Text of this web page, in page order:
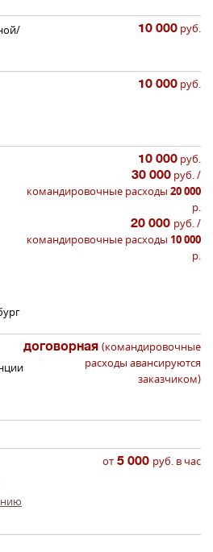
10 000 руб.
10 000 руб.
10 000 руб.
30 000 руб. /
командировочные расходы 20 000
р.
20 000 руб. /
командировочные расходы 10 000
р.
договорная (командировочные
расходы авансируются
заказчиком)
от 5 000 руб. в час